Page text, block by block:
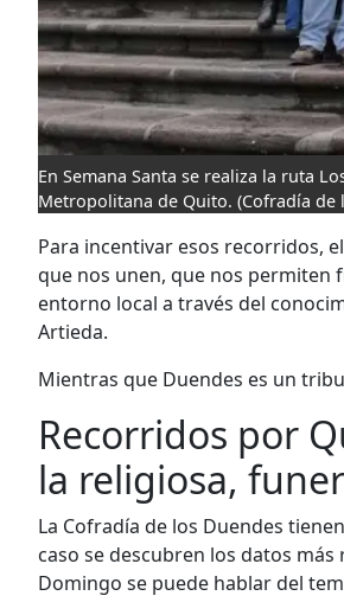
En Semana Santa se realiza la ruta
Metropolitana de Quito. (Cofradía de
Para incentivar esos recorridos,
que nos unen, que nos permiten
entorno local a través del
Artieda.
Mientras que Duendes es un
Recorridos por
la religiosa,
La Cofradía de los Duendes
caso se descubren los datos
Domingo se puede hablar del